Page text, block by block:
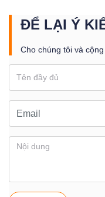
ĐỂ LẠI Ý
Cho chúng tôi và